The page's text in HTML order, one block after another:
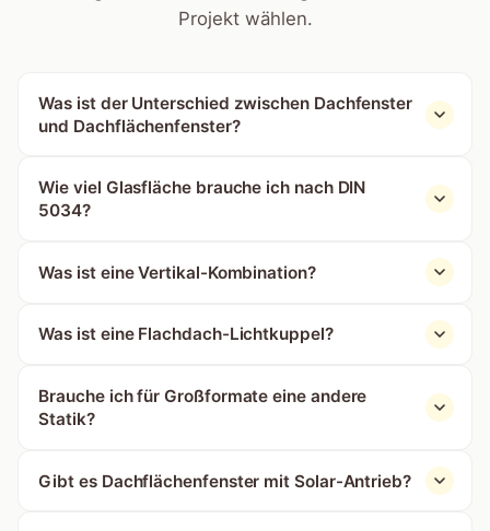
Projekt wählen.
Was ist der Unterschied zwischen Dachfenster
und Dachflächenfenster?
Wie viel Glasfläche brauche ich nach DIN
5034?
Was ist eine Vertikal-Kombination?
Was ist eine Flachdach-Lichtkuppel?
Brauche ich für Großformate eine andere
Statik?
Gibt es Dachflächenfenster mit Solar-Antrieb?